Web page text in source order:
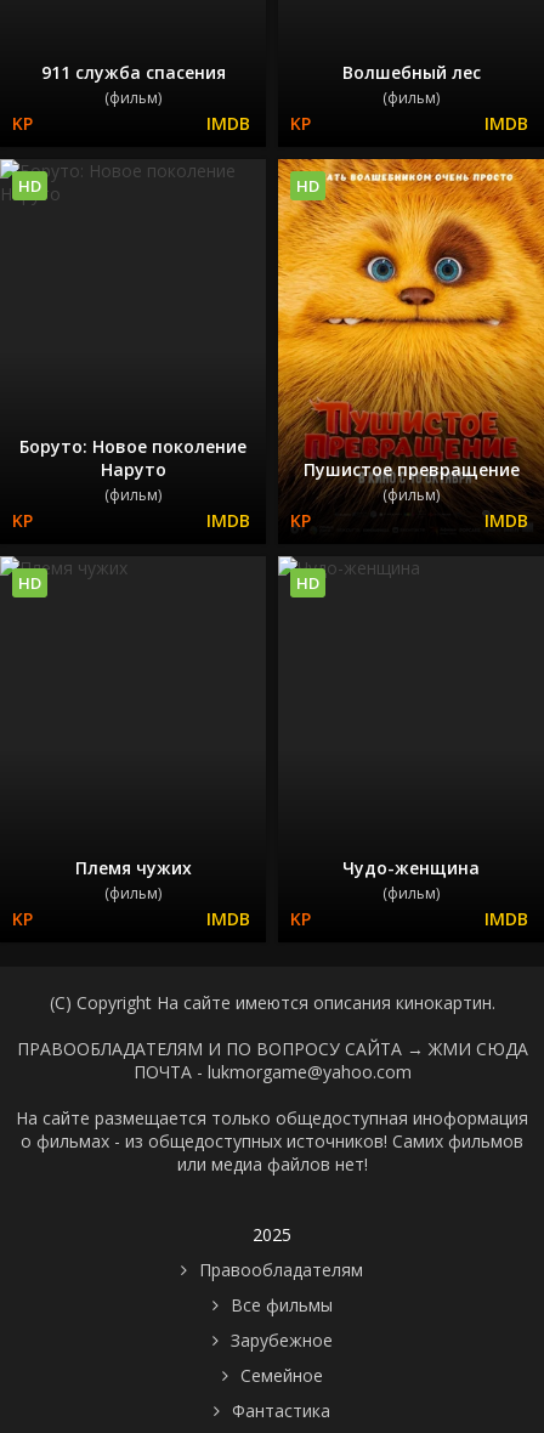
911 служба спасения
(фильм)
Волшебный лес
(фильм)
Боруто: Новое поколение
Наруто
(фильм)
HD
Пушистое превращение
(фильм)
HD
Племя чужих
(фильм)
HD
Чудо-женщина
(фильм)
HD
(C) Copyright На сайте имеются описания кинокартин.
ПРАВООБЛАДАТЕЛЯМ И ПО ВОПРОСУ САЙТА → ЖМИ СЮДА
ПОЧТА - lukmorgame@yahoo.com
На сайте размещается только общедоступная иноформация
о фильмах - из общедоступных источников! Самих фильмов
или медиа файлов нет!
2025
Правообладателям
Все фильмы
Зарубежное
Семейное
Фантастика